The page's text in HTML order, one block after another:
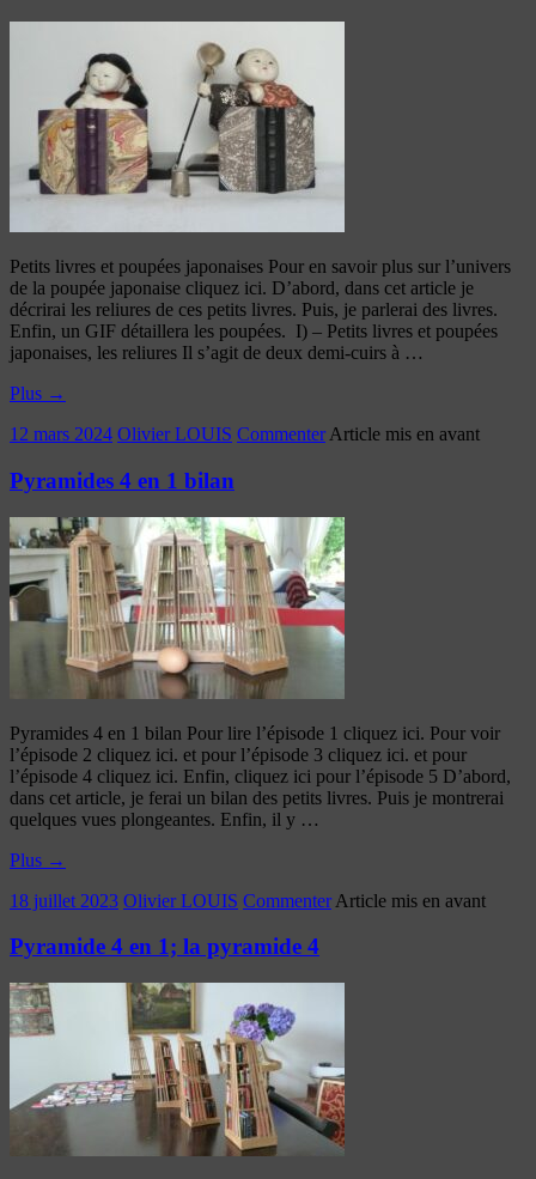
Petits livres et poupées japonaises Pour en savoir plus sur l’univers
de la poupée japonaise cliquez ici. D’abord, dans cet article je
décrirai les reliures de ces petits livres. Puis, je parlerai des livres.
Enfin, un GIF détaillera les poupées. I) – Petits livres et poupées
japonaises, les reliures Il s’agit de deux demi-cuirs à …
Plus →
12 mars 2024 Olivier LOUIS Commenter Article mis en avant
Pyramides 4 en 1 bilan
Pyramides 4 en 1 bilan Pour lire l’épisode 1 cliquez ici. Pour voir
l’épisode 2 cliquez ici. et pour l’épisode 3 cliquez ici. et pour
l’épisode 4 cliquez ici. Enfin, cliquez ici pour l’épisode 5 D’abord,
dans cet article, je ferai un bilan des petits livres. Puis je montrerai
quelques vues plongeantes. Enfin, il y …
Plus →
18 juillet 2023 Olivier LOUIS Commenter Article mis en avant
Pyramide 4 en 1; la pyramide 4